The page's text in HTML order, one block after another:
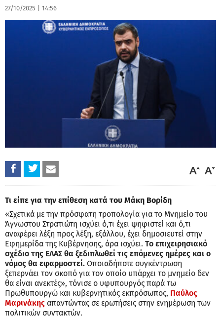
27/10/2025 14:56
Τι είπε για την επίθεση κατά του Μάκη Βορίδη
«Σχετικά με την πρόσφατη τροπολογία για το Μνημείο του
Άγνωστου Στρατιώτη ισχύει ό,τι έχει ψηφιστεί και ό,τι
αναφέρει λέξη προς λέξη, εξάλλου, έχει δημοσιευτεί στην
Εφημερίδα της Κυβέρνησης, άρα ισχύει. Το επιχειρησιακό
σχέδιο της ΕΛΑΣ θα ξεδιπλωθεί τις επόμενες ημέρες και ο
νόμος θα εφαρμοστεί. Οποιαδήποτε συγκέντρωση
ξεπερνάει τον σκοπό για τον οποίο υπάρχει το μνημείο δεν
θα είναι ανεκτές», τόνισε ο υφυπουργός παρά τω
Πρωθυπουργώ και κυβερνητικός εκπρόσωπος, Παύλος
Μαρινάκης απαντώντας σε ερωτήσεις στην ενημέρωση των
πολιτικών συντακτών.